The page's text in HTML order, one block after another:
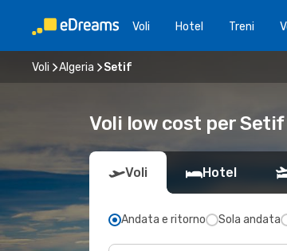
Voli Hotel Treni
Voli Algeria Setif
Voli low cost per Setif
Voli Hotel
Andata e ritorno Sola andata